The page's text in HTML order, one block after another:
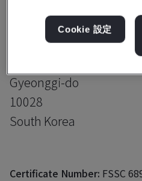
Nutriental Pharmacy
351, Daegotbuk-ro
Gyeonggi-do
10028
South Korea
Certificate Number: FSSC
Cookie 設定